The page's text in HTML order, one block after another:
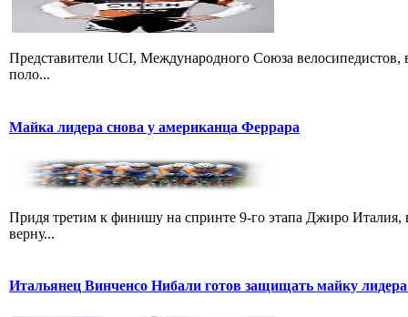
Представители UCI, Международного Союза
поло...
Майка лидера снова у американца Феррара
Придя третим к финишу на спринте 9-го этапа Джиро
верну...
Итальянец Винченсо Нибали готов защищать майку